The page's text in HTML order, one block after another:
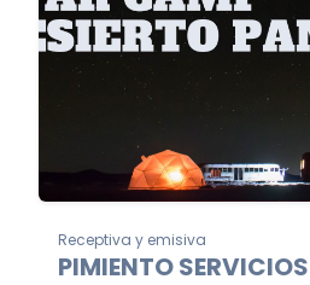
Receptiva y emisiva
PIMIENTO